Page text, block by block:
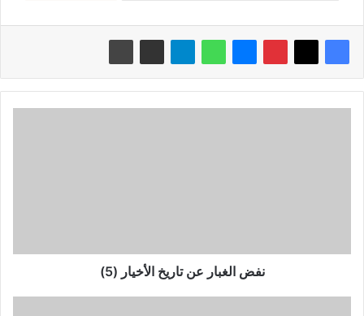
نفض الغبار عن تاريخ الأخيار (5)